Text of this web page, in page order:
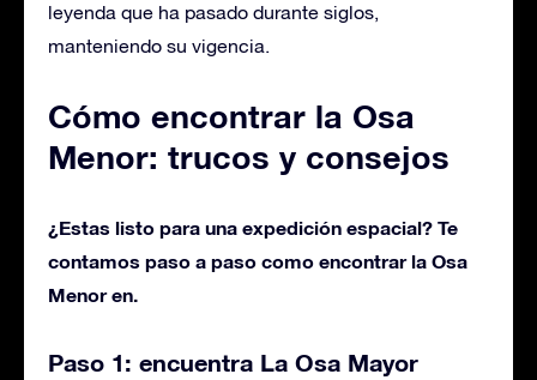
leyenda que ha pasado durante siglos,
manteniendo su vigencia.
Cómo encontrar la Osa
Menor: trucos y consejos
¿Estas listo para una expedición espacial? Te
contamos paso a paso como encontrar la Osa
Menor en.
Paso 1: encuentra La Osa Mayor